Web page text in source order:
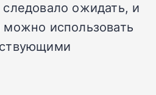
ожидать, и
использовать